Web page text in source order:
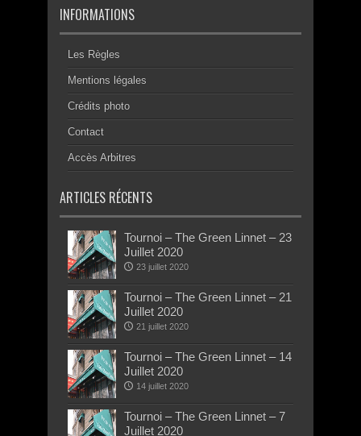
INFORMATIONS
Les Règles
Mentions légales
Crédits photo
Contact
Accès Arbitres
ARTICLES RÉCENTS
Tournoi – The Green Linnet – 23
Juillet 2020
23 juillet 2020
Tournoi – The Green Linnet – 21
Juillet 2020
21 juillet 2020
Tournoi – The Green Linnet – 14
Juillet 2020
14 juillet 2020
Tournoi – The Green Linnet – 7
Juillet 2020